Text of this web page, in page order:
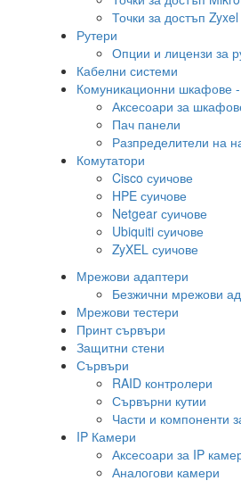
Точки за достъп Zyxel
Рутери
Опции и лицензи за
Кабелни системи
Комуникационни шкафове
Аксесоари за
Пач панели
Разпределители на
Комутатори
Cisco суичове
HPE суичове
Netgear суичове
Ubiquiti суичове
ZyXEL суичове
Мрежови адаптери
Безжични мрежови
Мрежови тестери
Принт сървъри
Защитни стени
Сървъри
RAID контролери
Сървърни кутии
Части и компоненти
IP Камери
Аксесоари за IP
Аналогови камери